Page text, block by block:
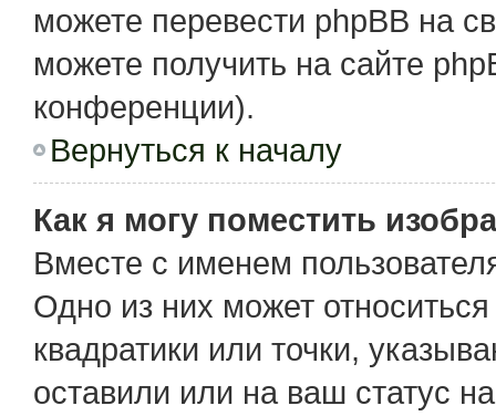
можете перевести phpBB на
можете получить на сайте
конференции).
Вернуться к началу
Как я могу поместить
Вместе с именем
Одно из них может
квадратики или точки,
оставили или на ваш статус